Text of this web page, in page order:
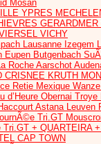
Mosan
YPRES
VICHY
Lausanne Izegem
Butgenbach
Roche Aarschot
CRISNEE KRUTH
Retie Mexique
d’Heure Obernai
Astana Leuven
Tri.GT
+ QUARTEIRA
CAP TOWN